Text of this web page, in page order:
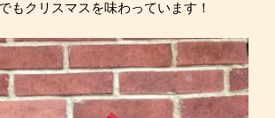
もクリスマスを味わっています！